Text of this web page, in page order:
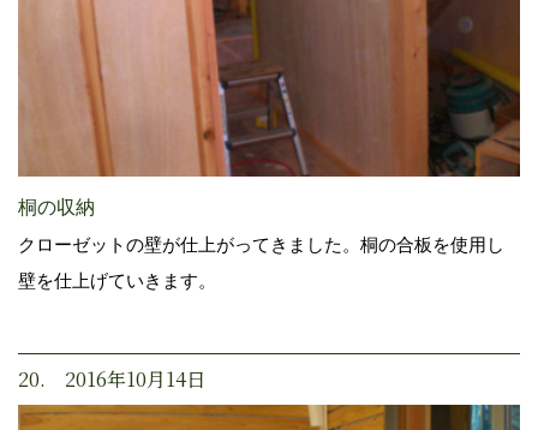
桐の収納
クローゼットの壁が仕上がってきました。桐の合板を使用し
壁を仕上げていきます。
20. 2016年10月14日